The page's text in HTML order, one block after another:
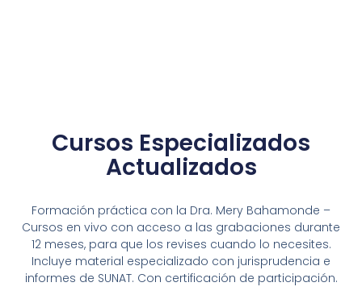
Cursos Especializados
Actualizados
Formación práctica con la Dra. Mery Bahamonde –
Cursos en vivo con acceso a las grabaciones durante
12 meses, para que los revises cuando lo necesites.
Incluye material especializado con jurisprudencia e
informes de SUNAT. Con certificación de participación.